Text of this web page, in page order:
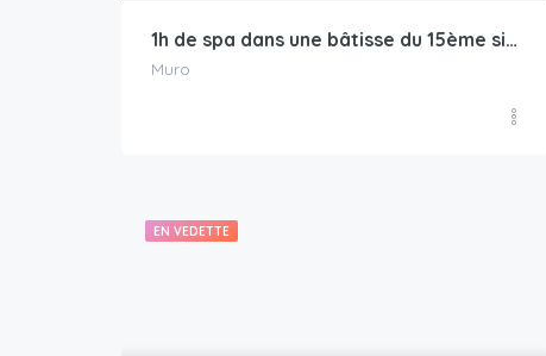
1h de spa dans une bâtisse du 15ème siècle
Muro
EN VEDETTE